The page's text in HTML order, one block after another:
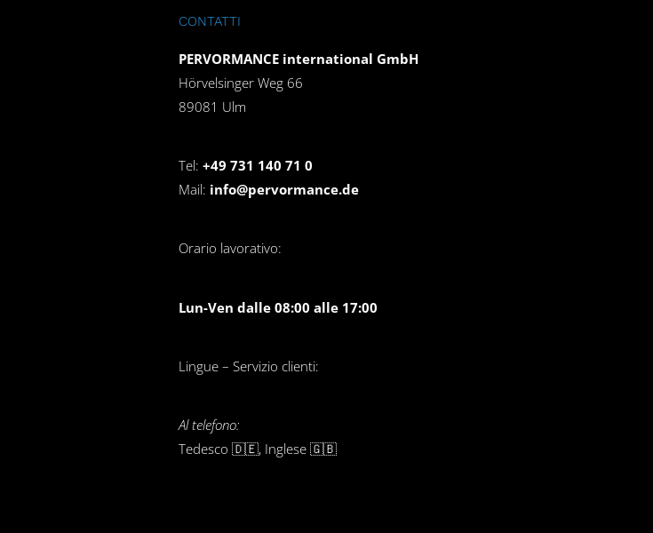
CONTATTI
PERVORMANCE international GmbH
Hörvelsinger Weg 66
89081 Ulm
Tel: +49 731 140 71 0
Mail: info@pervormance.de
Orario lavorativo:
Lun-Ven dalle 08:00 alle 17:00
Lingue – Servizio clienti:
Al telefono:
Tedesco 🇩🇪, Inglese 🇬🇧